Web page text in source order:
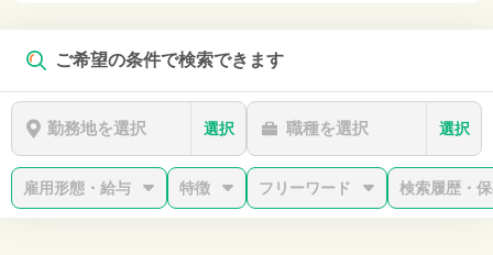
ご希望の条件で検索できます
勤務地を選択 選択 職種を選択 選択
雇用形態・給与 特徴 フリーワード 検索履歴・